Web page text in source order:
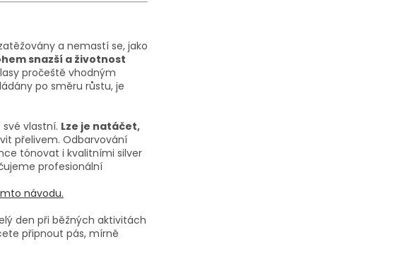
a nemastí se, jako
snazší a životnost
pročeště vhodným
po směru růstu, je
vlastní. Lze je natáčet,
přelivem. Odbarvování
tónovat i kvalitními silver
profesionální
návodu.
den při běžných aktivitách
připnout pás, mírně